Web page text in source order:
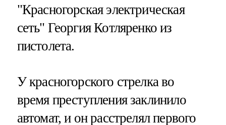
"Красногорская электрическая
сеть" Георгия Котляренко из
пистолета.
У красногорского стрелка во
время преступления заклинило
автомат, и он расстрелял первого